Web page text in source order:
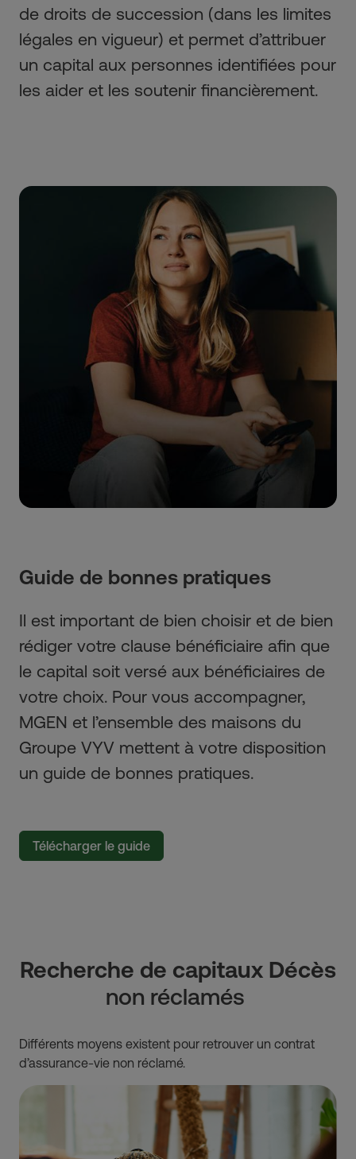
de droits de succession (dans les limites
légales en vigueur) et permet d’attribuer
un capital aux personnes identifiées pour
les aider et les soutenir financièrement.
Guide de bonnes pratiques
Il est important de bien choisir et de bien
rédiger votre clause bénéficiaire afin que
le capital soit versé aux bénéficiaires de
votre choix. Pour vous accompagner,
MGEN et l’ensemble des maisons du
Groupe VYV mettent à votre disposition
un guide de bonnes pratiques.
Télécharger le guide
Recherche de capitaux Décès
non réclamés
Différents moyens existent pour retrouver un contrat
d’assurance-vie non réclamé.